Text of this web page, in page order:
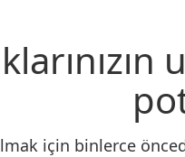
için binlerce